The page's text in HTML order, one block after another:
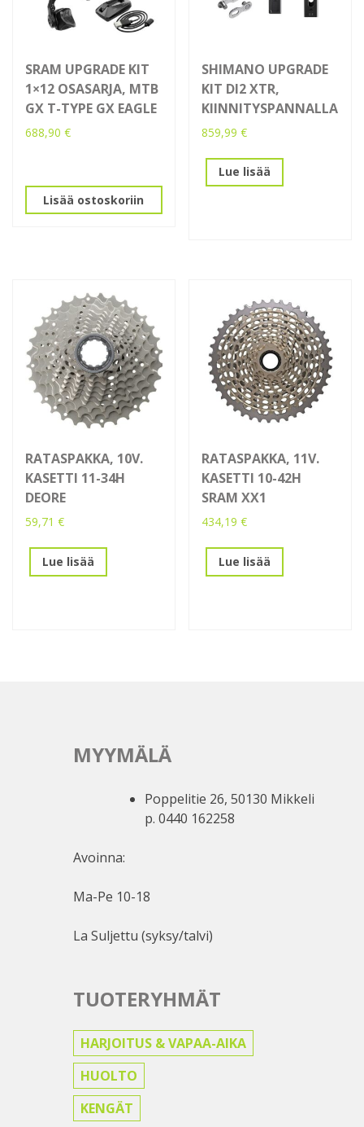
SRAM UPGRADE KIT
1×12 OSASARJA, MTB
GX T-TYPE GX EAGLE
688,90 €
Lisää ostoskoriin
SHIMANO UPGRADE
KIT DI2 XTR,
KIINNITYSPANNALLA
859,99€
Lue lisää
RATASPAKKA, 10V.
KASETTI 11-34H
DEORE
59,71 €
Lue lisää
RATASPAKKA, 11V.
KASETTI 10-42H
SRAM XX1
434,19€
Lue lisää
MYYMÄLÄ
Poppelitie 26, 50130 Mikkeli
p. 0440 162258
Avoinna:
Ma-Pe 10-18
La Suljettu (syksy/talvi)
TUOTERYHMÄT
HARJOITUS & VAPAA-AIKA
HUOLTO
KENGÄT